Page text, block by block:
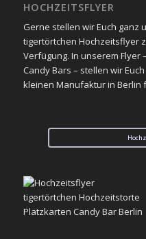
HOCHZEITSFLYER
Gerne stellen wir Euch
tigertörtchen Hochzeitsflyer
Verfügung. In unserem
Candy Bars – stellen wir
kleinen Manufaktur in Berlin